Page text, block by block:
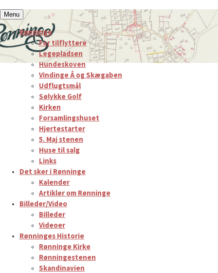
Menu Hop
til
indhold
Rønninge
For tilflyttere
Legepladsen
Hundeskoven
Vindinge Å og Skægaben
Udflugtsmål
Sølykke Golf
Kirken
Forsamlingshuset
Hjertestarter
5. Maj stenen
Huse til salg
Links
Det sker i Rønninge
Kalender
Artikler om Rønninge
Billeder/Video
Billeder
Videoer
Rønninges Historie
Rønninge Kirke
Rønningestenen
Skandinavien